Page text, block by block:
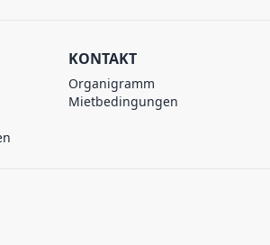
KONTAKT
Organigramm
Mietbedingungen